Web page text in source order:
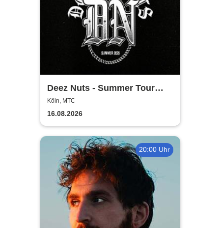
Deez Nuts - Summer Tour
2026
Köln, MTC
16.08.2026
20:00 Uhr